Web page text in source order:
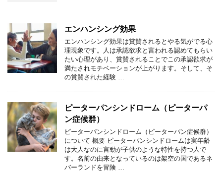
エンハンシング効果
エンハンシング効果は賞賛されるとやる気がでる心
理現象です。人は承認欲求と言われる認めてもらい
たい心理があり、賞賛されることでこの承認欲求が
満たされモチベーションが上がります。そして、そ
の賞賛された経験 …
ピーターパンシンドローム（ピーターパ
ン症候群）
ピーターパンシンドローム（ピーターパン症候群）
について 概要 ピーターパンシンドロームは実年齢
は大人なのに言動が子供のような特性を持つ人で
す。名前の由来となっているのは架空の国であるネ
バーランドを冒険 …